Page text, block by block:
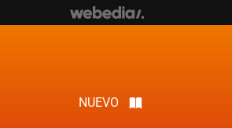
NUEVO